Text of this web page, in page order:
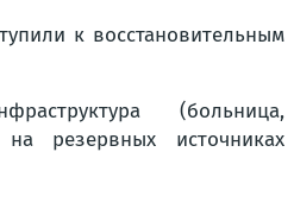
к восстановительным
(больница,
резервных источниках